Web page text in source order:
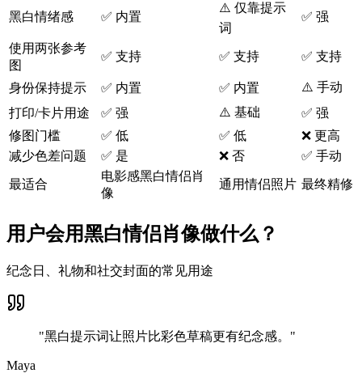
黑白情绪感 ✅ 内置
⚠️ 仅靠提示
词
✅ 强
使用两张参考
图
✅ 支持 ✅ 支持 ✅ 支持
身份保持提示 ✅ 内置 ✅ 内置
⚠️ 手动
打印/卡片用途
✅ 强 ⚠️ 基础
✅ 强
修图门槛
✅ 低 ✅ 低
❌ 更高
减少色差问题
✅ 是 ❌ 否 ✅ 手动
最适合
电影感黑白情侣肖
像
通用情侣照片 最终精修
用户会用黑白情侣肖像做什么？
纪念日、礼物和社交封面的常见用途
"黑白提示词让照片比彩色草稿更有纪念感。 "
Maya